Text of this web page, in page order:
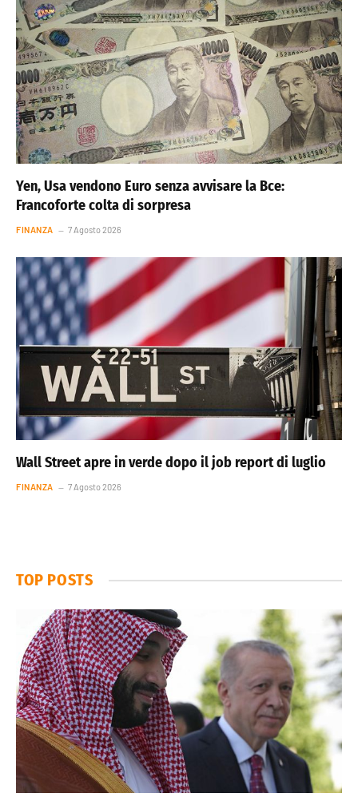
Yen, Usa vendono Euro senza avvisare la Bce:
Francoforte colta di sorpresa
FINANZA 7 Agosto 2026
Wall Street apre in verde dopo il job report di luglio
FINANZA 7 Agosto 2026
TOP POSTS